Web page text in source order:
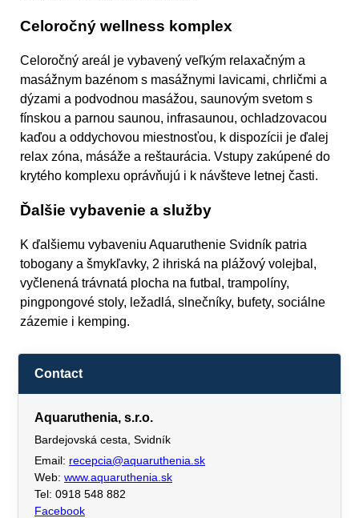
Celoročný wellness komplex
Celoročný areál je vybavený veľkým relaxačným a
masážnym bazénom s masážnymi lavicami, chrličmi a
dýzami a podvodnou masážou, saunovým svetom s
fínskou a parnou saunou, infrasaunou, ochladzovacou
kaďou a oddychovou miestnosťou, k dispozícii je ďalej
relax zóna, másáže a reštaurácia. Vstupy zakúpené do
krytého komplexu oprávňujú i k návšteve letnej časti.
Ďalšie vybavenie a služby
K ďalšiemu vybaveniu Aquaruthenie Svidník patria
tobogany a šmykľavky, 2 ihriská na plážový volejbal,
vyčlenená trávnatá plocha na futbal, trampolíny,
pingpongové stoly, ležadlá, slnečníky, bufety, sociálne
zázemie i kemping.
Contact
Aquaruthenia, s.r.o.
Bardejovská cesta, Svidník
Email: recepcia@aquaruthenia.sk
Web: www.aquaruthenia.sk
Tel: 0918 548 882
Facebook